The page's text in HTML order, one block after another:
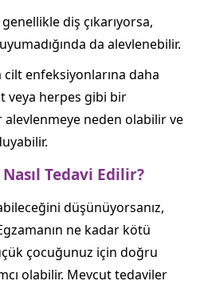
diş çıkarıyorsa,
da alevlenebilir.
enfeksiyonlarına daha
veya herpes gibi bir
neden olabilir ve
Tedavi Edilir?
düşünüyorsanız,
ne kadar kötü
çocuğunuz için doğru
olabilir. Mevcut tedaviler